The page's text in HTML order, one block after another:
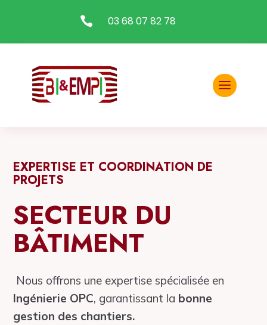
 03 68 07 82 78
EXPERTISE ET COORDINATION DE
PROJETS
SECTEUR DU
BÂTIMENT
Nous offrons une expertise spécialisée en
Ingénierie OPC, garantissant la bonne
gestion des chantiers.